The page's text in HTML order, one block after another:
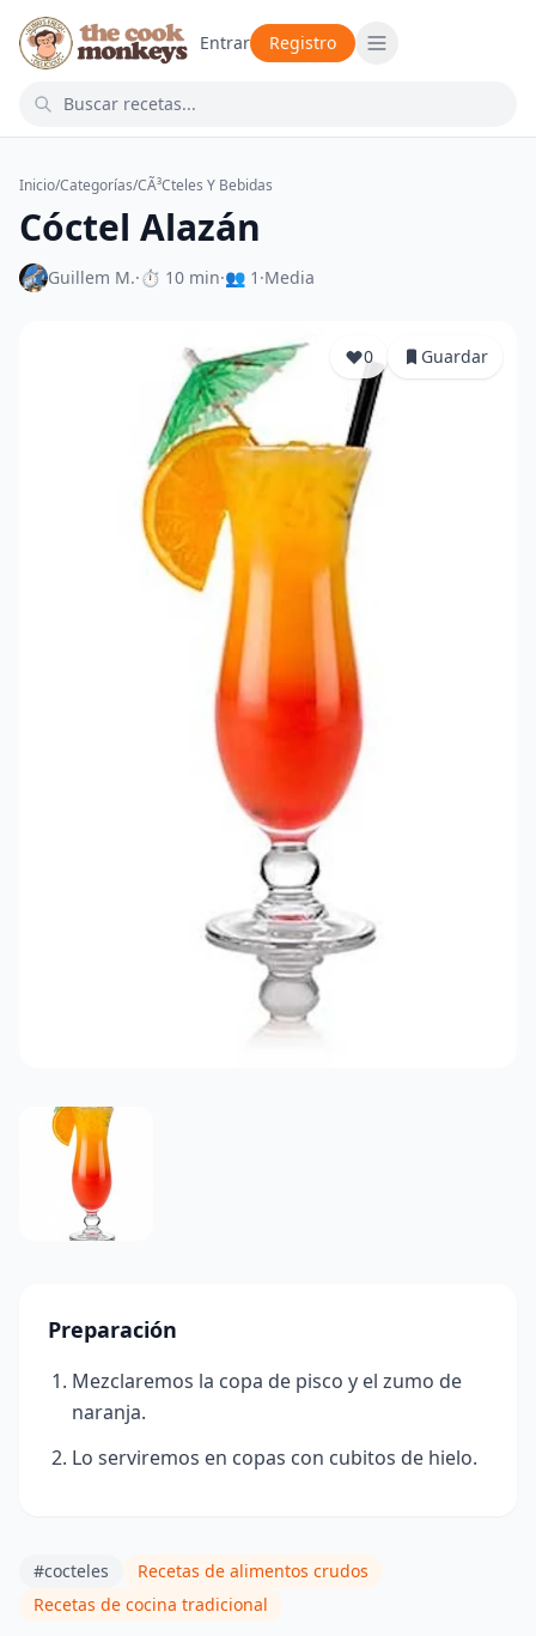
Entrar Registro
Inicio/Categorías/CÃ³cteles Y Bebidas
Cóctel Alazán
Guillem M.·⏱ 10 min·👥 1 ·Media
0 Guardar
Preparación
Mezclaremos la copa de pisco y el zumo de
naranja.
Lo serviremos en copas con cubitos de hielo.
#cocteles
Recetas de alimentos crudos
Recetas de cocina tradicional